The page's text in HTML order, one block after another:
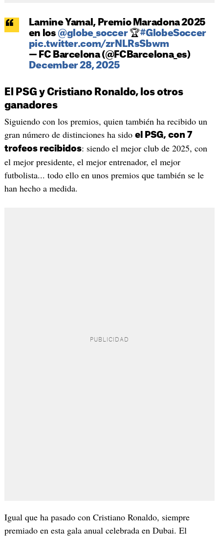
Lamine Yamal, Premio Maradona 2025
en los @globe_soccer🏆#GlobeSoccer
pic.twitter.com/zrNLRsSbwm
— FC Barcelona (@FCBarcelona_es)
December 28, 2025
El PSG y Cristiano Ronaldo, los otros
ganadores
Siguiendo con los premios, quien también ha recibido un
gran número de distinciones ha sido el PSG, con 7
trofeos recibidos: siendo el mejor club de 2025, con
el mejor presidente, el mejor entrenador, el mejor
futbolista... todo ello en unos premios que también se le
han hecho a medida.
Igual que ha pasado con Cristiano Ronaldo, siempre
premiado en esta gala anual celebrada en Dubai. El